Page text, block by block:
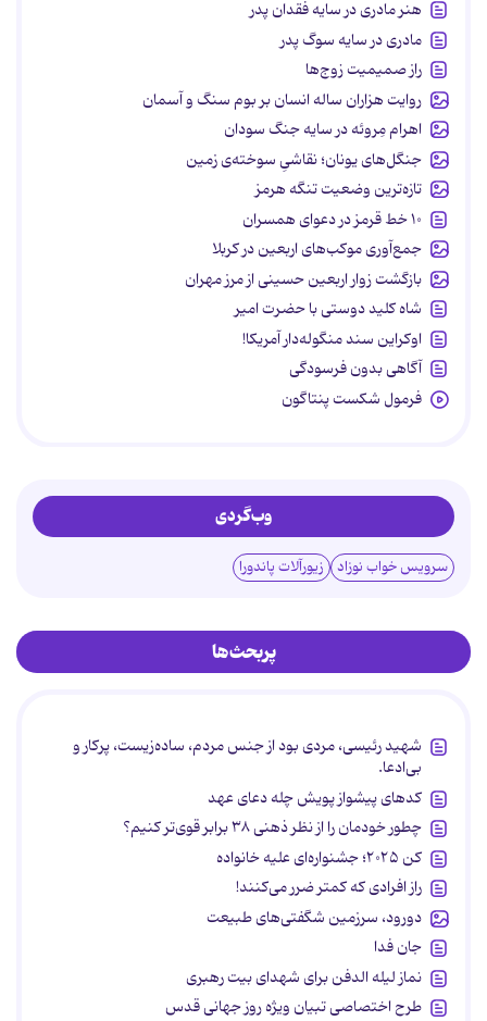
هنر مادری در سایه‌ فقدان پدر
مادری در سایه سوگ پدر
راز صمیمیت زوج‌ها
روایت هزاران ساله انسان بر بوم سنگ و آسمان
اهرام مِروئه در سایه جنگ سودان
جنگل‌های یونان؛ نقاشیِ سوخته‌ی زمین
تازه‌ترین وضعیت تنگه هرمز
۱۰ خط قرمز در دعوای همسران
جمع‌آوری موکب‌های اربعین در کربلا
بازگشت زوار اربعین حسینی از مرز مهران
شاه کلید دوستی با حضرت امیر
اوکراین سند منگوله‌دار آمریکا!
آگاهی بدون فرسودگی
فرمول شکست پنتاگون
وب‌گردی
سرویس خواب نوزاد زیورآلات پاندورا
پربحث‌ها
شهید رئیسی، مردی بود از جنس مردم، ساده‌زیست، پرکار و
بی‌ادعا.
کدهای پیشواز پویش چله دعای عهد
چطور خودمان را از نظر ذهنی ۳۸ برابر قوی‌تر کنیم؟
کن ۲۰۲۵؛ جشنواره‌ای علیه خانواده
راز افرادی که کمتر ضرر می‌کنند!
دورود، سرزمین شگفتی‌های طبیعت
جان فدا
نماز لیله الدفن برای شهدای بیت رهبری
طرح اختصاصی تبیان ویژه روز جهانی قدس